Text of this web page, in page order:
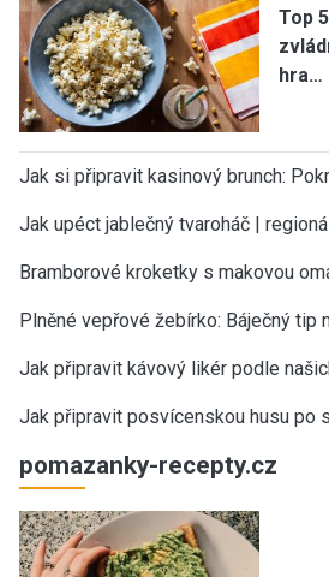
Top
hra…
Jak si připravit kasinový brunch:
Jak upéct jablečný tvaroháč |
Bramborové kroketky s makovou
Plněné vepřové žebírko: Báječný tip
Jak připravit kávový likér podle
Jak připravit posvícenskou husu po
pomazanky-recepty.cz